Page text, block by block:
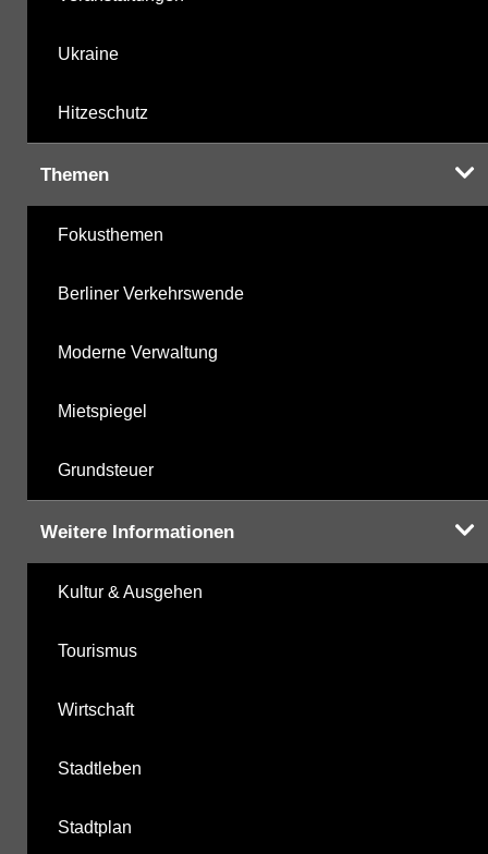
Ukraine
Hitzeschutz
Themen
Fokusthemen
Berliner Verkehrswende
Moderne Verwaltung
Mietspiegel
Grundsteuer
Weitere Informationen
Kultur & Ausgehen
Tourismus
Wirtschaft
Stadtleben
Stadtplan